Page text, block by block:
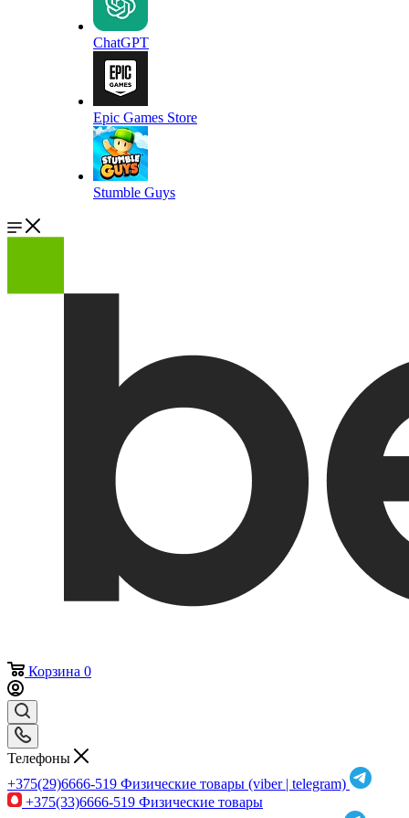
ChatGPT
Epic Games Store
Stumble Guys
Корзина 0
Телефоны
+375(29)6666-519 Физические товары (viber | telegram)
+375(33)6666-519 Физические товары